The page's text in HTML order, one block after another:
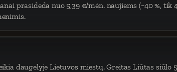
prasideda nuo 5,39 €/mėn. naujiems (−40 %, tik
daugelyje Lietuvos miestų. Greitas Liūtas siūlo